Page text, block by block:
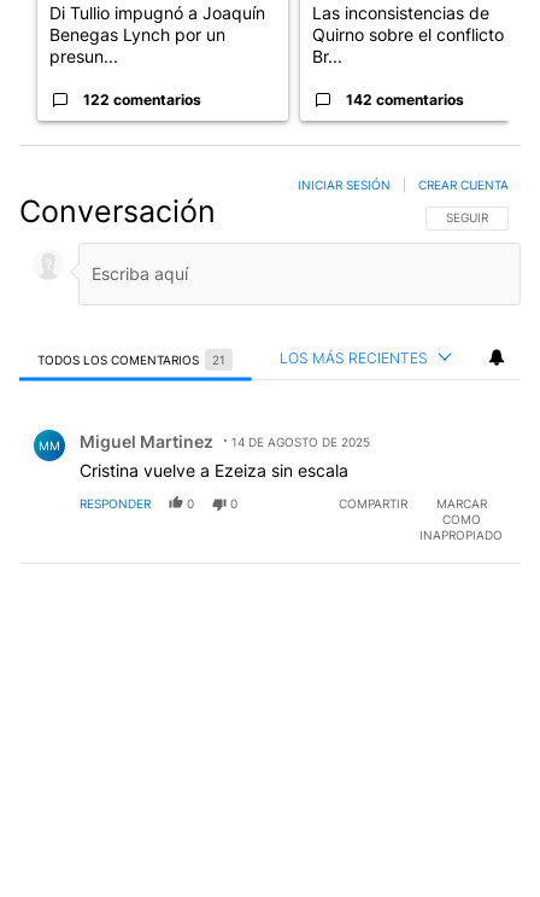
Di Tullio impugnó a Joaquín
Benegas Lynch por un
presun...
122 comentarios
Las inconsistencias de
Quirno sobre el conflicto con
Br...
142 comentarios
Conversación SIGA ESTA
SEGUIR
INICIAR SESIÓN CREAR CUENTA
TODOS LOS COMENTARIOS 21 LOS MÁS RECIENTES
MM Miguel Martinez 14 DE AGOSTO DE 2025
Cristina vuelve a Ezeiza sin escala
RESPONDER 0 0 COMPARTIR
MARCAR
COMO
INAPROPIADO